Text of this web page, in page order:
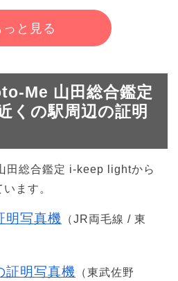
っと見る
Me 山田総合鑑定
くの駅周辺の証明
田総合鑑定 i-keep lightから
ます。
明写真機
（JR両毛線 / 東
証明写真機
（東武佐野